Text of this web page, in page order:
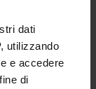
dati
utilizzando
e accedere
di
Ateneo